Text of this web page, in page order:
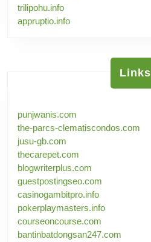
trilipohu.info
appruptio.info
Links
punjwanis.com
the-parcs-clematiscondos.com
jusu-gb.com
thecarepet.com
blogwriterplus.com
guestpostingseo.com
casinogambitpro.info
pokerplaymasters.info
courseoncourse.com
bantinbatdongsan247.com